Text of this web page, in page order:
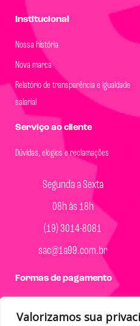
Valorizamos sua
Institucional
Nossa história
Nova marca
Relatório de transparência e igualdade
salarial
Serviço ao cliente
Dúvidas, elogios e reclamações
Segunda a Sexta
08h às 18h
(19) 3014-8081
sac@1a99.com.br
Formas de pagamento